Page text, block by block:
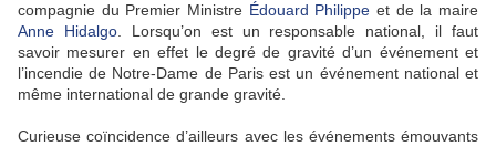
compagnie du Premier Ministre Édouard Philippe et de la maire
Anne Hidalgo. Lorsqu’on est un responsable national, il faut
savoir mesurer en effet le degré de gravité d’un événement et
l’incendie de Notre-Dame de Paris est un événement national et
même international de grande gravité.
Curieuse coïncidence d’ailleurs avec les événements émouvants